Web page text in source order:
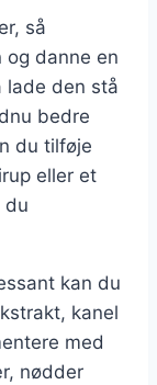
så
danne en
lade den stå
bedre
du tilføje
eller et
du
kan du
kanel
med
nødder